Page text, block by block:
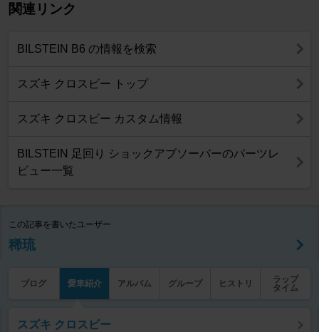
関連リンク
BILSTEIN B6 の情報を検索
スズキ クロスビー トップ
スズキ クロスビー カスタム情報
BILSTEIN 足回り ショックアブソーバーのパーツレ
ビュー一覧
この記事を書いたユーザー
稀琉
ブログ 愛車紹介 アルバム グループ ヒストリ
ラップ
タイム
スズキ クロスビー